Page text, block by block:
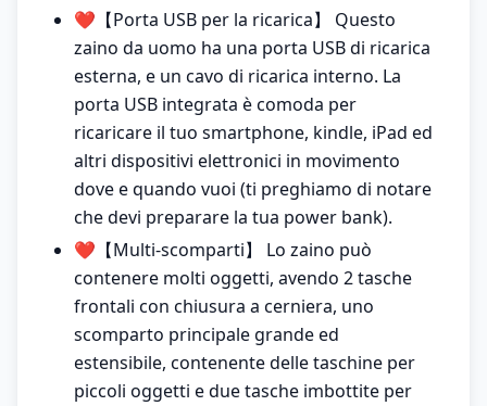
❤️【Porta USB per la ricarica】 Questo
zaino da uomo ha una porta USB di ricarica
esterna, e un cavo di ricarica interno. La
porta USB integrata è comoda per
ricaricare il tuo smartphone, kindle, iPad ed
altri dispositivi elettronici in movimento
dove e quando vuoi (ti preghiamo di notare
che devi preparare la tua power bank).
❤️【Multi-scomparti】 Lo zaino può
contenere molti oggetti, avendo 2 tasche
frontali con chiusura a cerniera, uno
scomparto principale grande ed
estensibile, contenente delle taschine per
piccoli oggetti e due tasche imbottite per